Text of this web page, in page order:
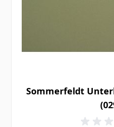
Sommerfeldt